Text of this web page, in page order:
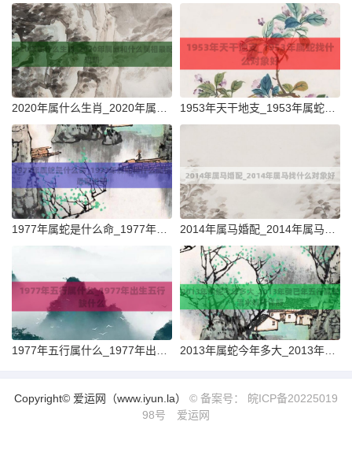
Copyright© 爱运网（www.iyun.la） © 备案号： 皖ICP备20225019
98号
爱运网